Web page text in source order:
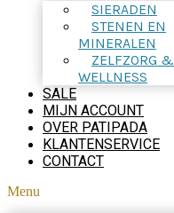
SIERADEN
STENEN EN
MINERALEN
ZELFZORG &
WELLNESS
SALE
MIJN ACCOUNT
OVER PATIPADA
KLANTENSERVICE
CONTACT
Menu